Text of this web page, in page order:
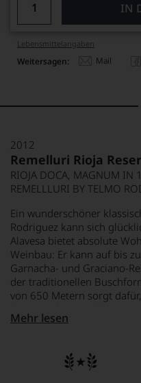
IN
Lebensmittel­angaben
Weitersagen: Mail
2012
Remelluri Rioja
RIOJA DOCA, MAGNUM IN
REMELLLURI BY TELMO
Ein wunderschöner
Rodriguez kann sich
Alavesa bietet absolute
Weinbau: Er kann auf bis
Garnacha- und Graciano-
der traditionellen
von 650 Metern sorgt
Frische bewahren. Über
Parzelle und Jahr zu Jahr.
individuelle Weine von
Mehr lesen